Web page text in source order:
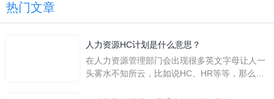
热门文章
人力资源HC计划是什么意思？
在人力资源管理部门会出现很多英文字母让人一
头雾水不知所云，比如说HC、HR等等，那么它